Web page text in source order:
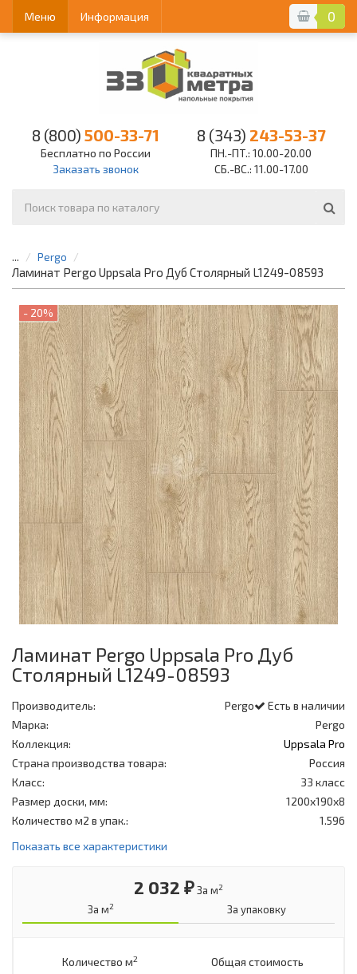
0
Меню Информация
8 (800) 500-33-71
Бесплатно по России
Заказать звонок
8 (343) 243-53-37
ПН.-ПТ.: 10.00-20.00
СБ.-ВС.: 11.00-17.00
... Pergo
Ламинат Pergo Uppsala Pro Дуб Столярный L1249-08593
- 20%
Ламинат Pergo Uppsala Pro Дуб
Столярный L1249-08593
Есть в наличии
Производитель:
Pergo
Марка:
Pergo
Коллекция:
Uppsala Pro
Страна производства товара:
Россия
Класс:
33 класс
Размер доски, мм:
1200x190x8
Количество м2 в упак.:
1.596
Показать все характеристики
2 032 ₽За м2
За м2 За упаковку
Количество м2 Общая стоимость